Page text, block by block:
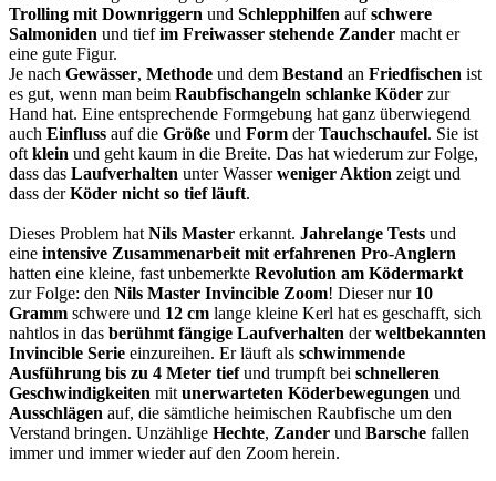
Trolling mit Downriggern und Schlepphilfen aufschwere
Salmoniden und tiefim Freiwasser stehende Zander macht er
eine gute Figur.
Je nach Gewässer, Methode und dem Bestand an Friedfischen ist
es gut, wenn man beim Raubfischangeln schlanke Köder zur
Hand hat. Eine entsprechende Formgebung hat ganz überwiegend
auch Einfluss auf die Größe und Form derTauchschaufel. Sie ist
oft klein und geht kaum in die Breite. Das hat wiederum zur Folge,
dass das Laufverhalten unter Wasserweniger Aktion zeigt und
dass derKöder nicht so tief läuft.
Dieses Problem hat Nils Master erkannt. Jahrelange Tests und
eine intensive Zusammenarbeit mit erfahrenen Pro-Anglern
hatten eine kleine, fast unbemerkte Revolution am Ködermarkt
zur Folge: den Nils Master Invincible Zoom! Dieser nur 10
Gramm schwere und 12 cm lange kleine Kerl hat es geschafft, sich
nahtlos in das berühmt fängige Laufverhalten derweltbekannten
Invincible Serie einzureihen. Er läuft als schwimmende
Ausführung bis zu 4 Meter tiefund trumpft bei schnelleren
Geschwindigkeiten mit unerwarteten Köderbewegungen und
Ausschlägen auf, die sämtliche heimischen Raubfische um den
Verstand bringen. Unzählige Hechte, Zander und Barsche fallen
immer und immer wieder auf den Zoom herein.